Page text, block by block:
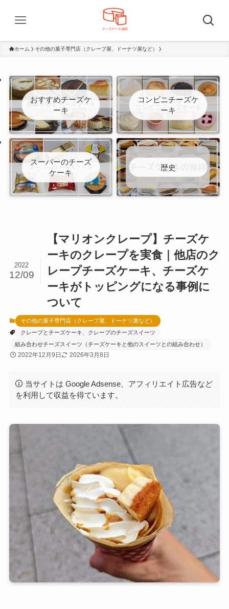
ホーム その他の菓子専門店（クレープ屋、ドーナツ屋など）
おすすめチーズケ
ーキ
コンビニチーズケ
ーキ
スーパーのチーズ
ケーキ
歴史
【マリオンクレープ】チーズケ
ーキのクレープを実食｜他店のク
レープチーズケーキ、チーズケ
ーキがトッピングになる事例に
ついて
2022
12/09
その他の菓子専門店（クレープ屋、ドーナツ屋など）
クレープとチーズケーキ、クレープのチーズスイーツ
組み合わせチーズスイーツ（チーズケーキと他のスイーツとの組み合わせ）
2022年12月9日 2026年3月8日
当サイトは Google Adsense、アフィリエイト広告など
を利用して収益を得ています。